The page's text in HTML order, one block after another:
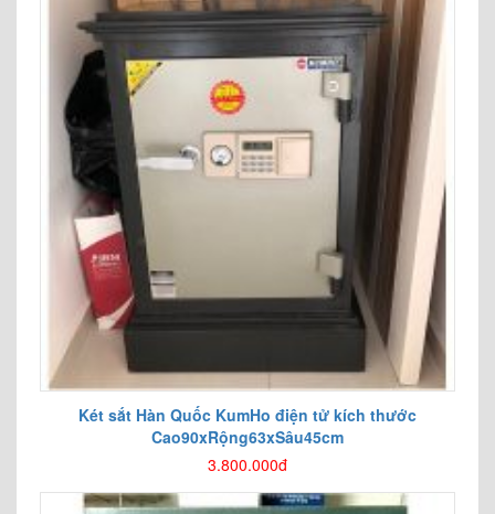
Két sắt Hàn Quốc KumHo điện tử kích thước
Cao90xRộng63xSâu45cm
3.800.000đ